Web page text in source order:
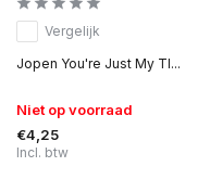
Vergelijk
Jopen You're Just My TI...
Niet op voorraad
€4,25
Incl. btw